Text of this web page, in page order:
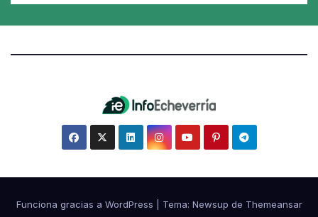
Funciona gracias a WordPress Tema: Newsup de Themeansar